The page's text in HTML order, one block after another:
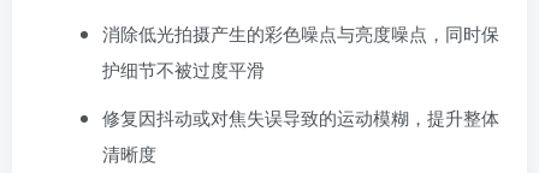
消除低光拍摄产生的彩色噪点与亮度噪点，同时保
护细节不被过度平滑
修复因抖动或对焦失误导致的运动模糊，提升整体
清晰度